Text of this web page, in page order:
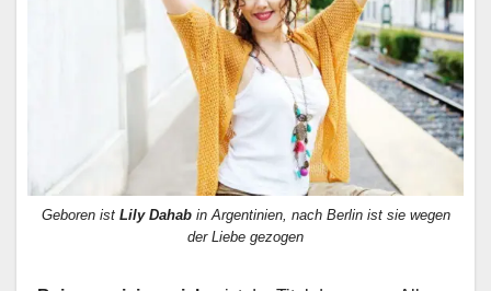
Geboren ist Lily Dahabin Argentinien, nach Berlin ist sie wegen
der Liebe gezogen